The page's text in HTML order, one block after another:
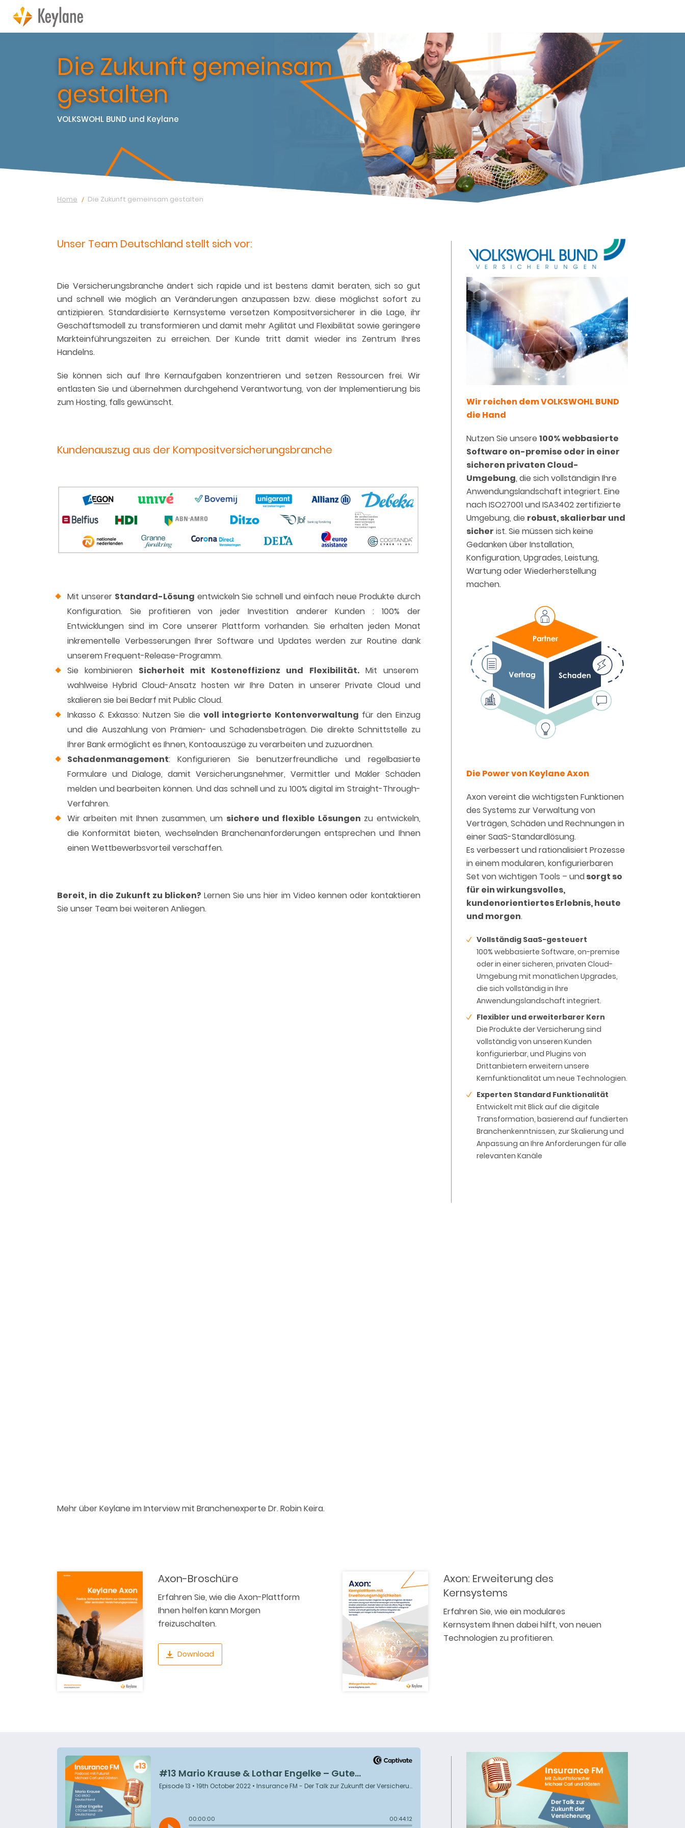
Die Zukunft gemeinsam
gestalten
VOLKSWOHL BUND und Keylane
Home Die Zukunft gemeinsam gestalten
Unser Team Deutschland stellt sich vor:
Die Versicherungsbranche ändert sich rapide und ist bestens damit beraten, sich so gut
und schnell wie möglich an Veränderungen anzupassen bzw. diese möglichst sofort zu
antizipieren. Standardisierte Kernsysteme versetzen Kompositversicherer in die Lage, ihr
Geschäftsmodell zu transformieren und damit mehr Agilität und Flexibilität sowie geringere
Markteinführungszeiten zu erreichen. Der Kunde tritt damit wieder ins Zentrum Ihres
Handelns.
Sie können sich auf Ihre Kernaufgaben konzentrieren und setzen Ressourcen frei. Wir
entlasten Sie und übernehmen durchgehend Verantwortung, von der Implementierung bis
zum Hosting, falls gewünscht.
Kundenauszug aus der Kompositversicherungsbranche
Mit unserer Standard-Lösung entwickeln Sie schnell und einfach neue Produkte durch
Konfiguration. Sie profitieren von jeder Investition anderer Kunden : 100% der
Entwicklungen sind im Core unserer Plattform vorhanden. Sie erhalten jeden Monat
inkrementelle Verbesserungen Ihrer Software und Updates werden zur Routine dank
unserem Frequent-Release-Programm.
Sie kombinieren Sicherheit mit Kosteneffizienz und Flexibilität.Mit unserem
wahlweise Hybrid Cloud-Ansatz hosten wir Ihre Daten in unserer Private Cloud und
skalieren sie bei Bedarf mit Public Cloud.
Inkasso & Exkasso: Nutzen Sie die voll integrierte Kontenverwaltung für den Einzug
und die Auszahlung von Prämien- und Schadensbeträgen. Die direkte Schnittstelle zu
Ihrer Bank ermöglicht es Ihnen, Kontoauszüge zu verarbeiten und zuzuordnen.
Schadenmanagement: Konfigurieren Sie benutzerfreundliche und regelbasierte
Formulare und Dialoge, damit Versicherungsnehmer, Vermittler und Makler Schäden
melden und bearbeiten können. Und das schnell und zu 100% digital im Straight-Through-
Verfahren.
Wir arbeiten mit Ihnen zusammen, um sichere und flexible Lösungen zu entwickeln,
die Konformität bieten, wechselnden Branchenanforderungen entsprechen und Ihnen
einen Wettbewerbsvorteil verschaffen.
Bereit, in die Zukunft zu blicken? Lernen Sie uns hier im Video kennen oder kontaktieren
Sie unser Team bei weiteren Anliegen.
Wir reichen dem VOLKSWOHL BUND
die Hand
Nutzen Sie unsere 100% webbasierte
Software on-premise oder in einer
sicheren privaten Cloud-
Umgebung, die sich vollständigin Ihre
Anwendungslandschaft integriert. Eine
nach ISO27001 und ISA3402 zertifizierte
Umgebung, die robust, skalierbar und
sicher ist. Sie müssen sich keine
Gedanken über Installation,
Konfiguration, Upgrades, Leistung,
Wartung oder Wiederherstellung
machen.
Die Power von Keylane Axon
Axon vereint die wichtigsten Funktionen
des Systems zur Verwaltung von
Verträgen, Schäden und Rechnungen in
einer SaaS-Standardlösung.
Es verbessert und rationalisiert Prozesse
in einem modularen, konfigurierbaren
Set von wichtigen Tools – undsorgt so
für ein wirkungsvolles,
kundenorientiertes Erlebnis, heute
und morgen.
VollständigSaaS-gesteuert
100% webbasierte Software, on-premise
oder in einer sicheren, privaten Cloud-
Umgebung mit monatlichen Upgrades,
die sich vollständig in Ihre
Anwendungslandschaft integriert.
Flexibler und erweiterbarer Kern
Die Produkte der Versicherung sind
vollständig von unseren Kunden
konfigurierbar, und Plugins von
Drittanbietern erweitern unsere
Kernfunktionalität um neue Technologien.
Experten Standard Funktionalität
Entwickelt mit Blick auf die digitale
Transformation, basierend auf fundierten
Branchenkenntnissen, zur Skalierung und
Anpassung an Ihre Anforderungen für alle
relevanten Kanäle
Mehr über Keylane im Interview mit Branchenexperte Dr. Robin Keira.
Axon-Broschüre
Erfahren Sie, wie die Axon-Plattform
Ihnen helfen kann Morgen
freizuschalten.
Download
Axon: Erweiterung des
Kernsystems
Erfahren Sie, wie ein modulares
Kernsystem Ihnen dabei hilft, von neuen
Technologien zu profitieren.